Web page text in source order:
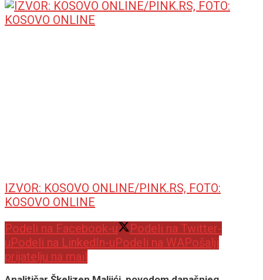
IZVOR: KOSOVO ONLINE/PINK.RS, FOTO:
KOSOVO ONLINE
Podeli na Facebook-u
Podeli na Twitter-
uPodeli na LinkedIn-uPodeli na WAPošalji
prijatelju na mail